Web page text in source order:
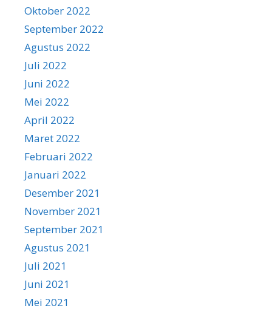
Oktober 2022
September 2022
Agustus 2022
Juli 2022
Juni 2022
Mei 2022
April 2022
Maret 2022
Februari 2022
Januari 2022
Desember 2021
November 2021
September 2021
Agustus 2021
Juli 2021
Juni 2021
Mei 2021